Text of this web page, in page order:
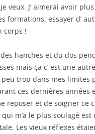
veux. J’ aimerai avoir
formations, essayer d’
corps !
des hanches et du dos
mais ça c’ est une
trop dans mes limites
ces dernières années
reposer et de soigner ce
m’a le plus soulagé
Les vieux réflexes